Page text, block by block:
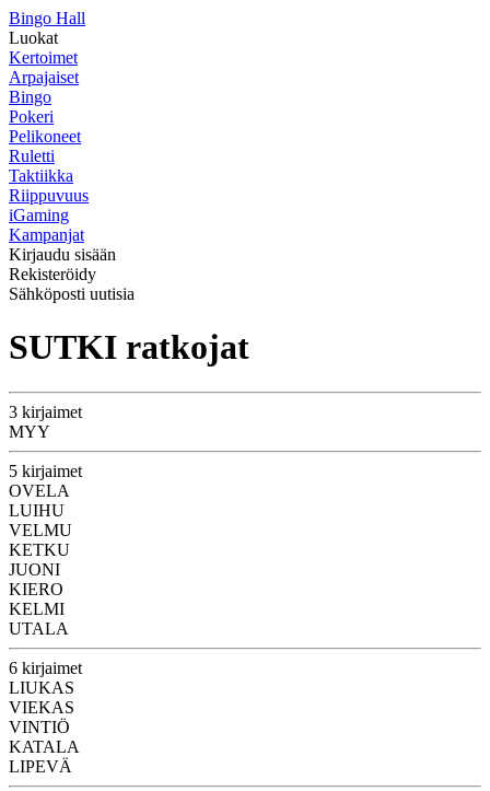
Bingo Hall
Luokat
Kertoimet
Arpajaiset
Bingo
Pokeri
Pelikoneet
Ruletti
Taktiikka
Riippuvuus
iGaming
Kampanjat
Kirjaudu sisään
Rekisteröidy
Sähköposti uutisia
SUTKI ratkojat
3 kirjaimet
MYY
5 kirjaimet
OVELA
LUIHU
VELMU
KETKU
JUONI
KIERO
KELMI
UTALA
6 kirjaimet
LIUKAS
VIEKAS
VINTIÖ
KATALA
LIPEVÄ